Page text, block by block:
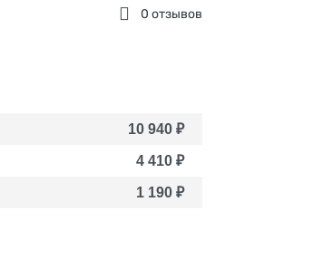
0 отзывов
10 940 ₽
4 410 ₽
1 190 ₽